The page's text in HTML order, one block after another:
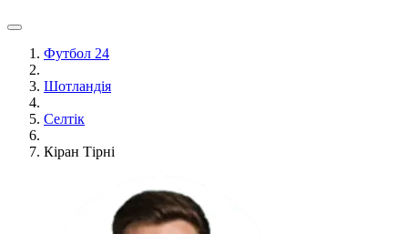
Футбол 24
Шотландія
Селтік
Кіран Тірні